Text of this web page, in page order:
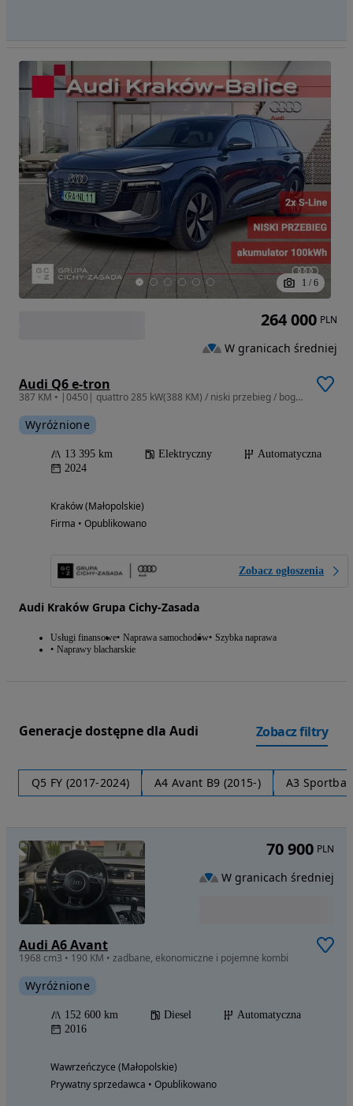
1 / 6
Audi Q6 e-tron
387 KM • |0450| quattro 285 kW(388 KM) / niski przebieg / bogate wyposażenie
Wyróżnione
13 395 km Elektryczny
Automatyczna
2024
Kraków (Małopolskie)
Firma • Opublikowano
Zobacz ogłoszenia
Audi Kraków Grupa Cichy-Zasada
Usługi finansowe Naprawa samochodów Szybka naprawa
Naprawy blacharskie
264 000 PLN
W granicach średniej
Generacje dostępne dla Audi Zobacz filtry
Q5 FY (2017-2024) A4 Avant B9 (2015-) A3
Audi A6 Avant
1968 cm3 • 190 KM • zadbane, ekonomiczne i pojemne kombi
Wyróżnione
152 600 km Diesel
Automatyczna
2016
Wawrzeńczyce (Małopolskie)
Prywatny sprzedawca • Opublikowano
70 900 PLN
W granicach średniej